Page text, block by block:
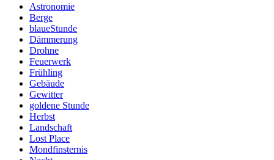
Astronomie
Berge
blaueStunde
Dämmerung
Drohne
Feuerwerk
Frühling
Gebäude
Gewitter
goldene Stunde
Herbst
Landschaft
Lost Place
Mondfinsternis